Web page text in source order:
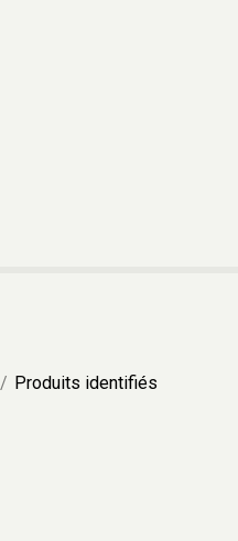
Produits identifiés